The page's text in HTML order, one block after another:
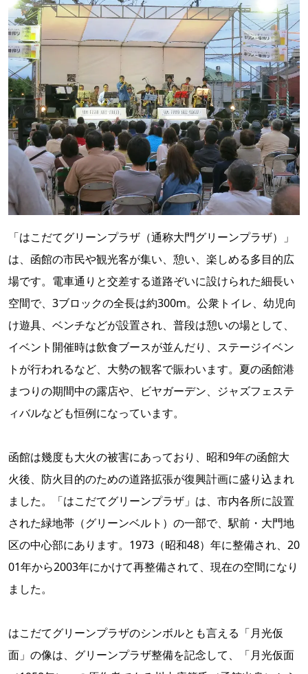
「はこだてグリーンプラザ（通称大門グリーンプラザ）」
は、函館の市民や観光客が集い、憩い、楽しめる多目的広
場です。電車通りと交差する道路ぞいに設けられた細長い
空間で、3ブロックの全長は約300m。公衆トイレ、幼児向
け遊具、ベンチなどが設置され、普段は憩いの場として、
イベント開催時は飲食ブースが並んだり、ステージイベン
トが行われるなど、大勢の観客で賑わいます。夏の函館港
まつりの期間中の露店や、ビヤガーデン、ジャズフェステ
ィバルなども恒例になっています。
函館は幾度も大火の被害にあっており、昭和9年の函館大
火後、防火目的のための道路拡張が復興計画に盛り込まれ
ました。「はこだてグリーンプラザ」は、市内各所に設置
された緑地帯（グリーンベルト）の一部で、駅前・大門地
区の中心部にあります。1973（昭和48）年に整備され、20
01年から2003年にかけて再整備されて、現在の空間になり
ました。
はこだてグリーンプラザのシンボルとも言える「月光仮
面」の像は、グリーンプラザ整備を記念して、「月光仮面